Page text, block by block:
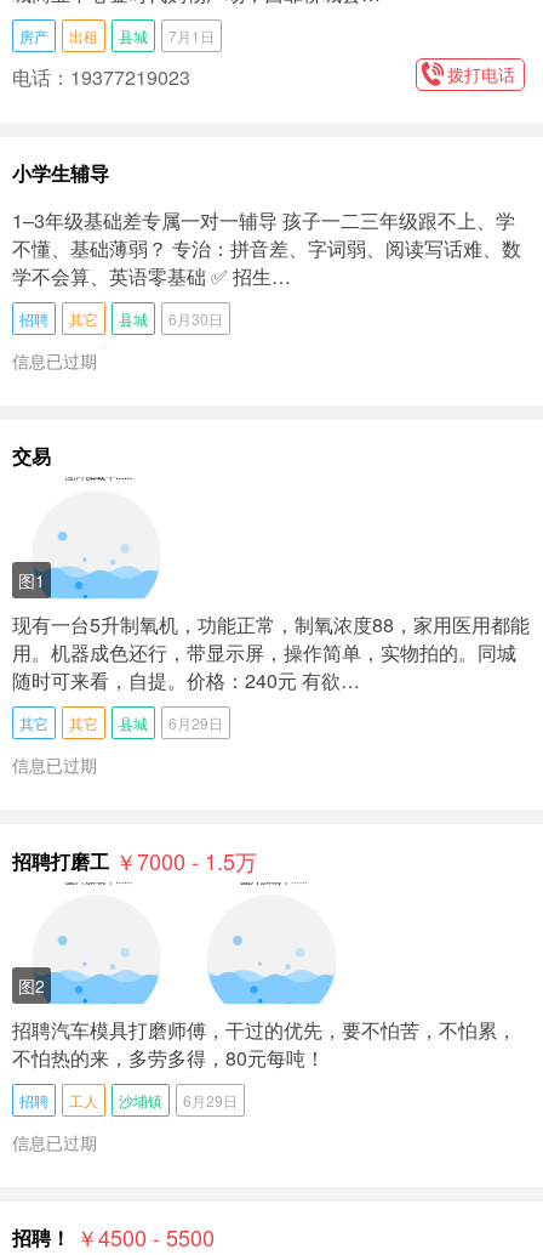
房产 出租 县城 7月1日
电话：19377219023 拨打电话
小学生辅导
1–3年级基础差专属一对一辅导 孩子一二三年级跟不上、学
不懂、基础薄弱？ 专治：拼音差、字词弱、阅读写话难、数
学不会算、英语零基础 ✅ 招生…
招聘 其它 县城 6月30日
信息已过期
交易
图1
现有一台5升制氧机，功能正常，制氧浓度88，家用医用都能
用。机器成色还行，带显示屏，操作简单，实物拍的。同城
随时可来看，自提。价格：240元 有欲…
其它 其它 县城 6月29日
信息已过期
招聘打磨工 ￥7000 - 1.5万
图2
招聘汽车模具打磨师傅，干过的优先，要不怕苦，不怕累，
不怕热的来，多劳多得，80元每吨！
招聘 工人 沙埔镇 6月29日
信息已过期
招聘！ ￥4500 - 5500